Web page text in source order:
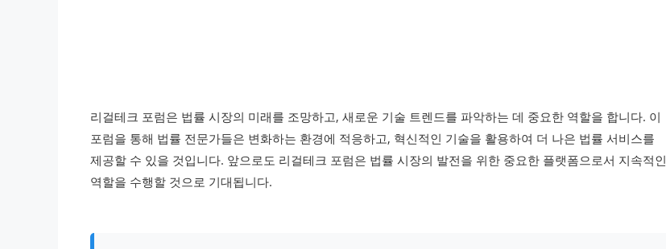
리걸테크 포럼은 법률 시장의 미래를 조망하고, 새로운 기술 트렌드를 파악하는 데 중요한 역할을 합니다. 이
포럼을 통해 법률 전문가들은 변화하는 환경에 적응하고, 혁신적인 기술을 활용하여 더 나은 법률 서비스를
제공할 수 있을 것입니다. 앞으로도 리걸테크 포럼은 법률 시장의 발전을 위한 중요한 플랫폼으로서 지속적인
역할을 수행할 것으로 기대됩니다.